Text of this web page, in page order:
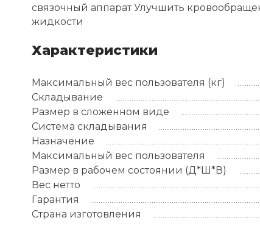
связочный аппарат Улучшить
жидкости
Характеристики
Максимальный вес пользователя (кг)
Складывание
Размер в сложенном виде
Система складывания
Назначение
Максимальный вес пользователя
Размер в рабочем состоянии (Д*Ш*В)
Вес нетто
Гарантия
Страна изготовления